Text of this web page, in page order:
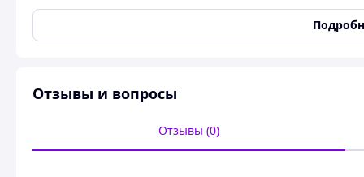
Тематика костюма
Медперсонал
Отзывы и вопросы
Отзывы (0)